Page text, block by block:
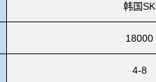
韩国SK
18000
4-8